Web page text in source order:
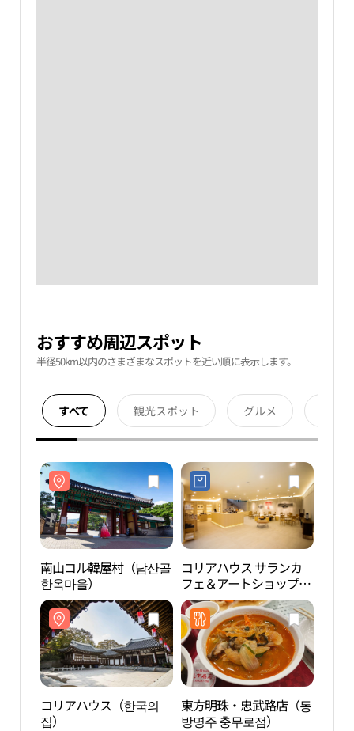
おすすめ周辺スポット
半径50km以内のさまざまなスポットを近い順に表示します。
すべて 観光スポット グルメ
南山コル韓屋村（남산골
한옥마을）
コリアハウス サランカ
フェ＆アートショップ
（한국의집 사랑 카페앤
아트샵）
コリアハウス（한국의
집）
東方明珠・忠武路店（동
방명주 충무로점）